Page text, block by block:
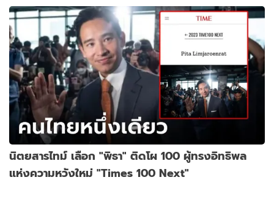
นิตยสารไทม์ เลือก "พิธา" ติดโผ 100 ผู้ทรงอิทธิพล
แห่งความหวังใหม่ "Times 100 Next"